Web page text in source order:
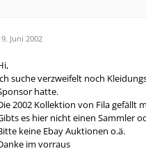
Juni 2002
suche verzweifelt noch
hatte.
2002 Kollektion von Fila gefällt
es hier nicht einen Sammler
keine Ebay Auktionen o.ä.
im vorraus